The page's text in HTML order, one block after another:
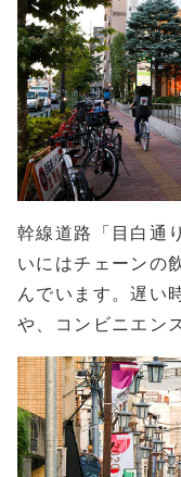
幹線道路「目白通
いにはチェーンの
んでいます。遅い
や、コンビニエン